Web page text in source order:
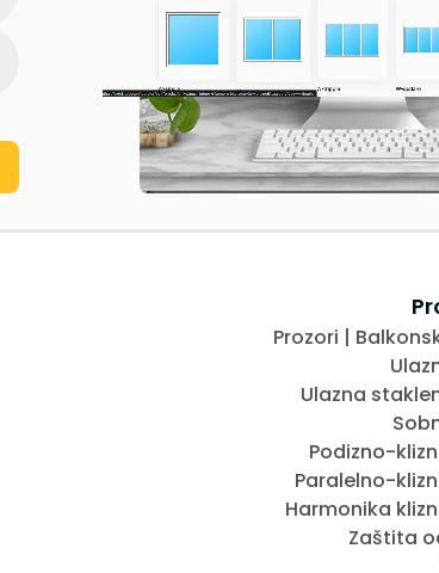
Prozori |
Ulazna
Podizno-
Paralelno-
Harmonika
Zaštita